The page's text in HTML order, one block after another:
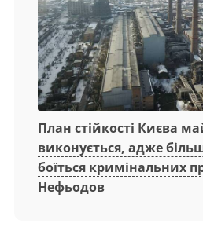
План стійкості Києва
виконується, адже
боїться кримінальних
Нефьодов